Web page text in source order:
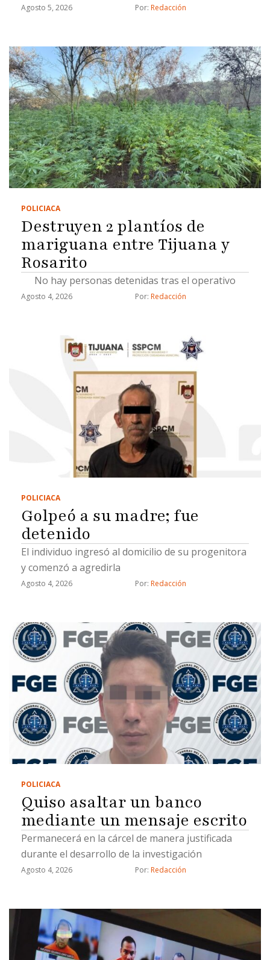
Agosto 5, 2026 Por: Redacción
POLICIACA
Destruyen 2 plantíos de
mariguana entre Tijuana y
Rosarito
No hay personas detenidas tras el operativo
Agosto 4, 2026 Por: Redacción
POLICIACA
Golpeó a su madre; fue
detenido
El individuo ingresó al domicilio de su progenitora
y comenzó a agredirla
Agosto 4, 2026 Por: Redacción
POLICIACA
Quiso asaltar un banco
mediante un mensaje escrito
Permanecerá en la cárcel de manera justificada
durante el desarrollo de la investigación
Agosto 4, 2026 Por: Redacción